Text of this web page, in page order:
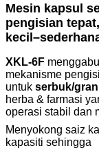
Mesin kapsul
pengisian
XKL-6F
mekanisme
untuk serbuk/
herba & farmasi
operasi stabil dan
Menyokong saiz
kapasiti sehingga